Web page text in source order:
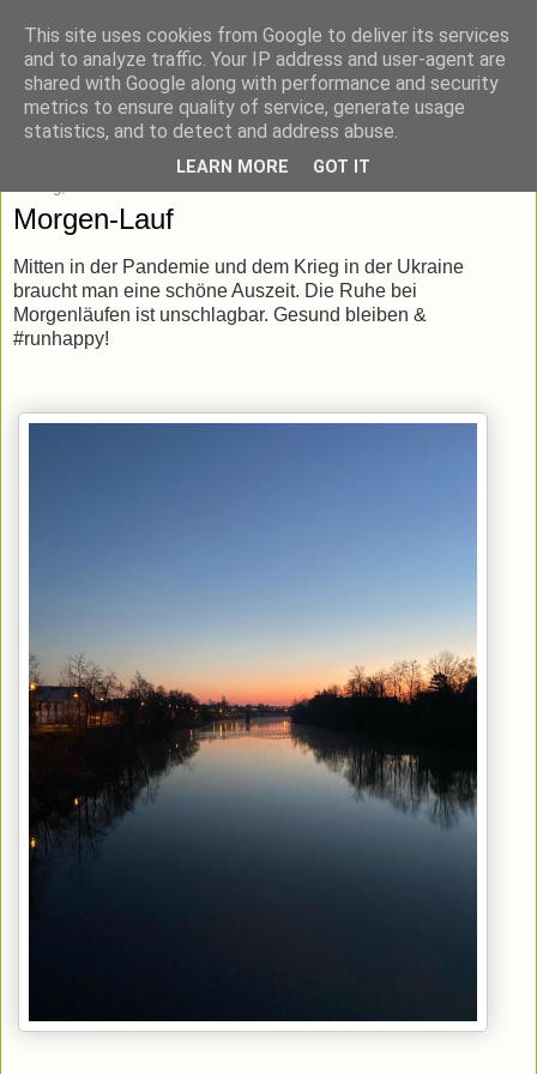
blick-punkt[e..]
Momentaufnahmen von unterwegs & daheim.
Morgen-Lauf
Mitten in der Pandemie und dem Krieg in der Ukraine
braucht man eine schöne Auszeit. Die Ruhe bei
Morgenläufen ist unschlagbar. Gesund bleiben &
#runhappy!
This site uses cookies from Google to deliver its services
and to analyze traffic. Your IP address and user-agent are
shared with Google along with performance and security
metrics to ensure quality of service, generate usage
statistics, and to detect and address abuse.
LEARN MORE GOT IT